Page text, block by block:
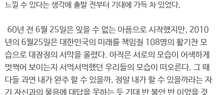
느낄 수 있다는 생각에 출발 전부터 기대에 가득 차 있었다.
60년 전 6월 25일은 잊을 수 없는 아픔으로 시작했지만, 2010
년의 6월25일은 대한민국의 미래를 책임질 108명의 활기찬 모
습으로 대장정의 서막을 올렸다. 아직은 서로의 모습이 어색하게
멋쩍어 보이는지 서먹서먹했던 우리들의 모습이 떠오른다. 그 때
다들 과연 내가 완주 할 수 있을까, 정말 내가 할 수 있을까라는 자
기 자신과의 물음에 대답을 못하는 듯 기대 반 불안 반 이었을 것